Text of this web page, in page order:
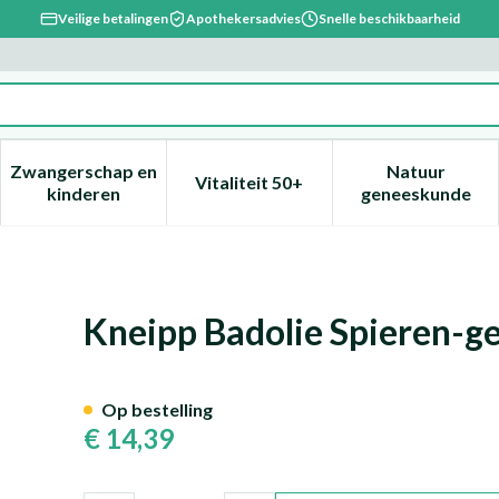
Veilige betalingen Apothekersadvies Snelle beschikbaarheid
verzorging en hygiëne categorie
voor Dieet, voeding en vitamines categorie
Zwangerschap en
kinderenToon submenu voor Zwangerschap en kinderen
Vitaliteit 50+Toon submenu voor Vitaliteit
Natuur
geneeskunde
Toon
100ml
Kneipp Badolie Spieren-
€ 14,39
Op bestelling